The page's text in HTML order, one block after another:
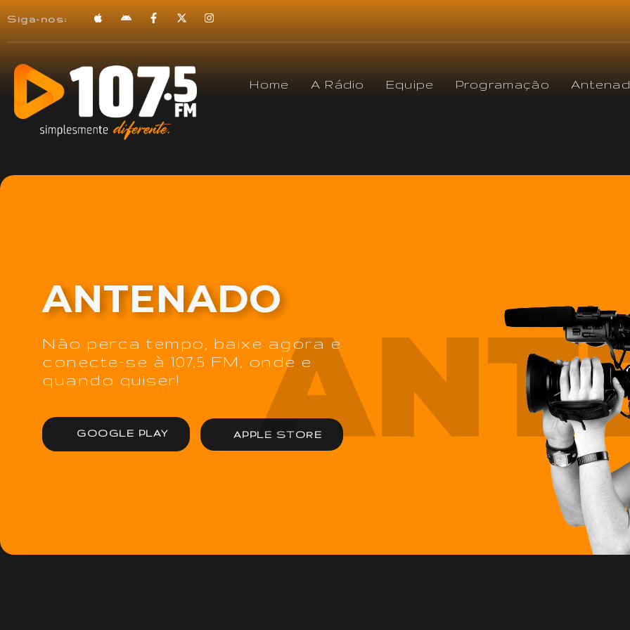
Siga-nos:
Home A Rádio Equipe Programação
ANTENADO
Não perca tempo, baixe agora e
conecte-se à 107,5 FM, onde e
quando quiser!
GOOGLE PLAY APPLE STORE